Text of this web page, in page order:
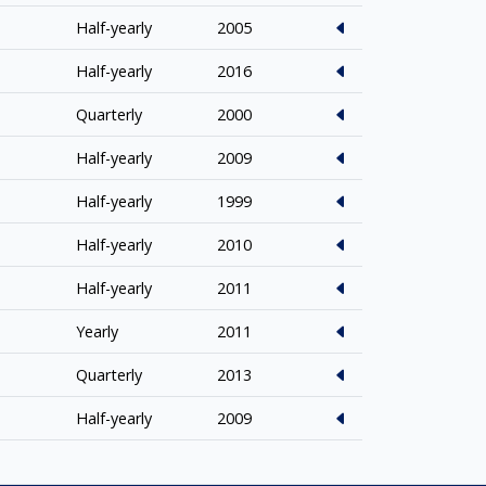
Half-yearly 2005
Half-yearly 2016
Quarterly 2000
Half-yearly 2009
Half-yearly 1999
Half-yearly 2010
Half-yearly 2011
Yearly 2011
Quarterly 2013
Half-yearly 2009